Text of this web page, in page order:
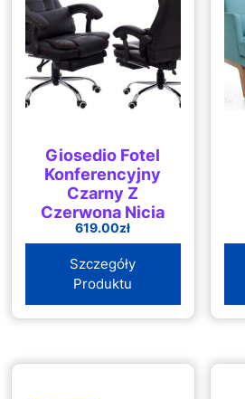
Giosedio Fotel
Konferencyjny
Czarny Z
Czerwoną Nicią
Fbk004R Z
Rozkładane
Oparcie
619.00zł
Szczegóły
Produktu